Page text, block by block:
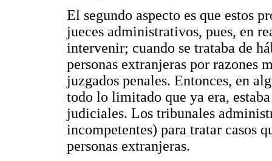
El segundo aspecto es que estos
jueces administrativos, pues, en
intervenir; cuando se trataba de
personas extranjeras por razones
juzgados penales. Entonces, en
todo lo limitado que ya era,
judiciales. Los tribunales
incompetentes) para tratar casos
personas extranjeras.